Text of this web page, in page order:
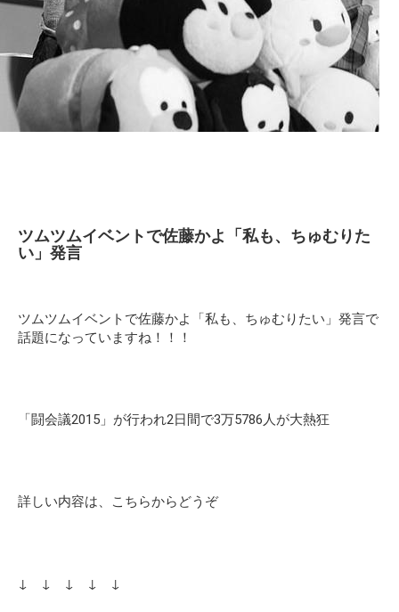
ツムツムイベントで佐藤かよ「私も、ちゅむりた
い」発言
ツムツムイベントで佐藤かよ「私も、ちゅむりたい」発言で
話題になっていますね！！！
「闘会議2015」が行われ2日間で3万5786人が大熱狂
詳しい内容は、こちらからどうぞ
↓ ↓ ↓ ↓ ↓